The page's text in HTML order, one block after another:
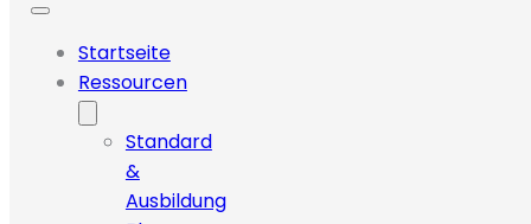
Startseite
Ressourcen
Standard
&
Ausbildung